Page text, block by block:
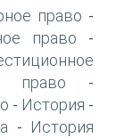
право -
право -
право -
- История -
-
История